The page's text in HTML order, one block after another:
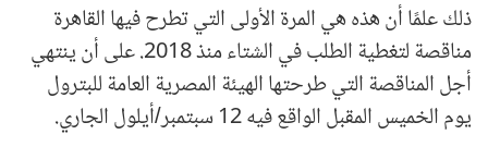
ذلك علمًا أن هذه هي المرة الأولى التي تطرح فيها القاهرة
مناقصة لتغطية الطلب في الشتاء منذ 2018. على أن ينتهي
أجل المناقصة التي طرحتها الهيئة المصرية العامة للبترول
يوم الخميس المقبل الواقع فيه 12 سبتمبر/أيلول الجاري.